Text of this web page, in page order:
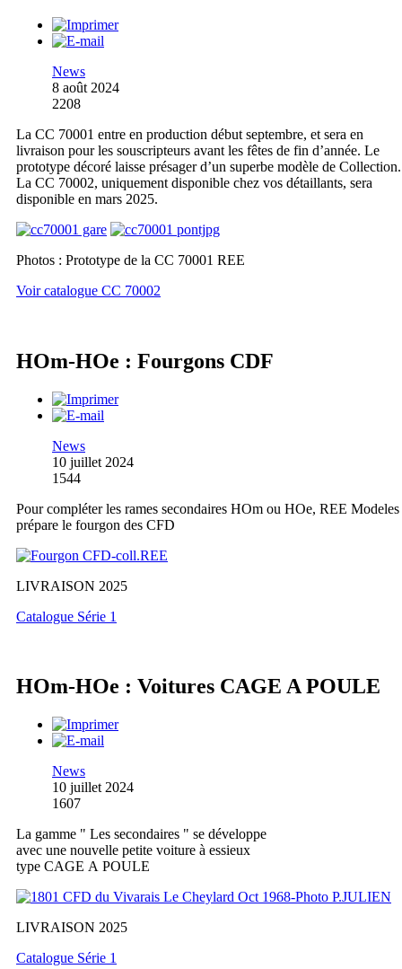
News
8 août 2024
2208
La CC 70001 entre en production début septembre, et sera en
livraison pour les souscripteurs avant les fêtes de fin d’année. Le
prototype décoré laisse présager d’un superbe modèle de Collection.
La CC 70002, uniquement disponible chez vos détaillants, sera
disponible en mars 2025.
Photos : Prototype de la CC 70001 REE
Voir catalogue CC 70002
HOm-HOe : Fourgons CDF
News
10 juillet 2024
1544
Pour compléter les rames secondaires HOm ou HOe, REE Modeles
prépare le fourgon des CFD
LIVRAISON 2025
Catalogue Série 1
HOm-HOe : Voitures CAGE A POULE
News
10 juillet 2024
1607
La gamme " Les secondaires " se développe
avec une nouvelle petite voiture à essieux
type CAGE A POULE
LIVRAISON 2025
Catalogue Série 1